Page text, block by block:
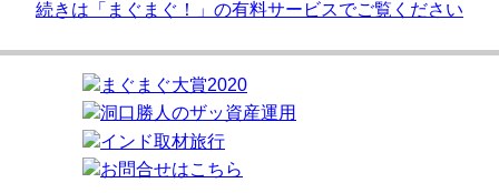
続きは「まぐまぐ！」の有料サービスでご覧ください